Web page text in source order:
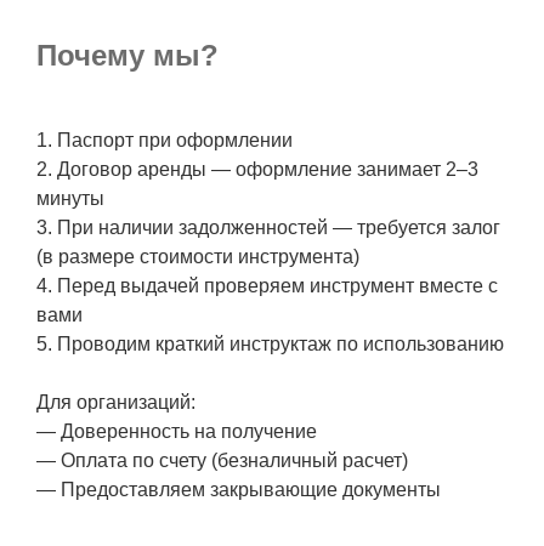
Почему мы?
1. Паспорт при оформлении
2. Договор аренды — оформление занимает 2–3
минуты
3. При наличии задолженностей — требуется залог
(в размере стоимости инструмента)
4. Перед выдачей проверяем инструмент вместе с
вами
5. Проводим краткий инструктаж по использованию
Для организаций:
— Доверенность на получение
— Оплата по счету (безналичный расчет)
— Предоставляем закрывающие документы